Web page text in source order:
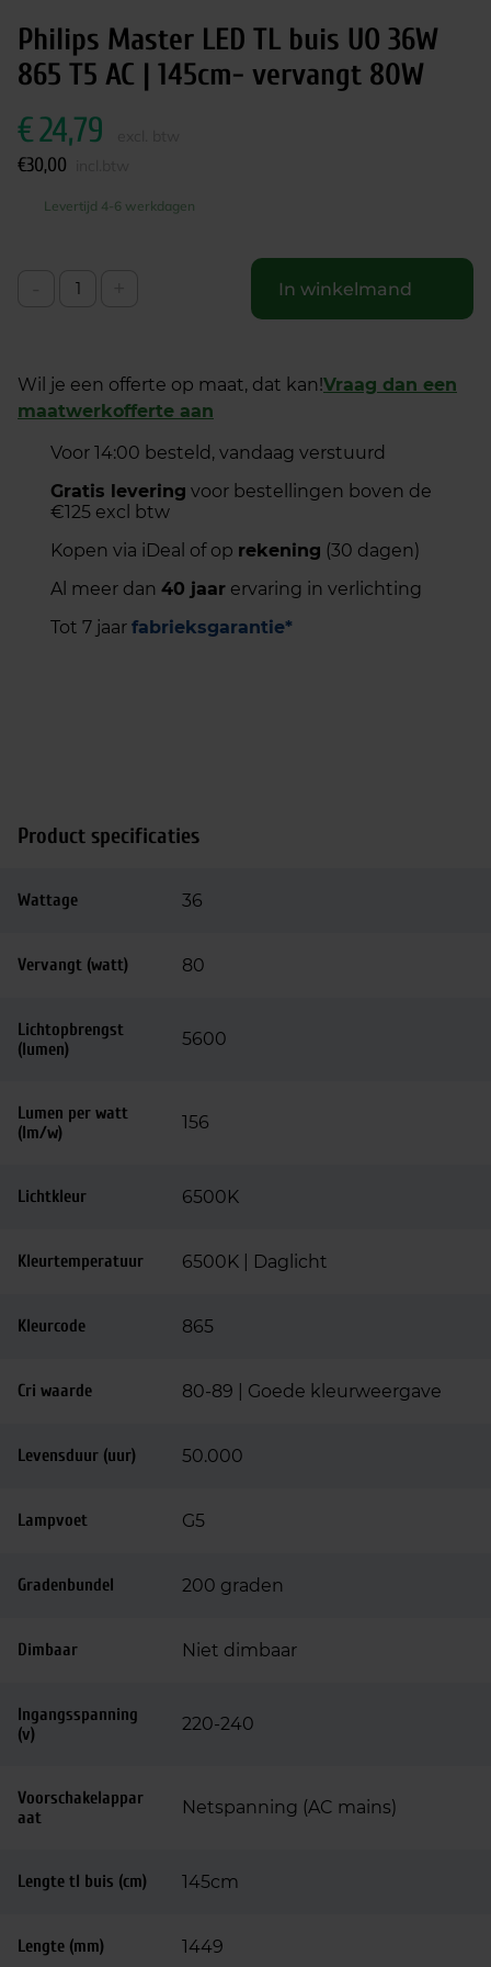
Philips Master LED TL buis UO 36W
865 T5 AC | 145cm- vervangt 80W
€24,79
€30,00
Levertijd 4-6 werkdagen
In winkelmand
Wil je een offerte op maat, dat kan!Vraag dan een
maatwerkofferte aan
Voor 14:00 besteld, vandaag verstuurd
Gratis levering voor bestellingen boven de
€125 excl btw
Kopen via iDeal of op rekening (30 dagen)
Al meer dan 40 jaar ervaring in verlichting
Tot 7 jaar fabrieksgarantie*
Product specificaties
Wattage 36
Vervangt (watt) 80
Lichtopbrengst
(lumen)
5600
Lumen per watt
(lm/w)
156
Lichtkleur 6500K
Kleurtemperatuur 6500K | Daglicht
Kleurcode 865
Cri waarde 80-89 | Goede kleurweergave
Levensduur (uur) 50.000
Lampvoet G5
Gradenbundel 200 graden
Dimbaar Niet dimbaar
Ingangsspanning
(v)
220-240
Voorschakelappar
aat
Netspanning (AC mains)
Lengte tl buis (cm) 145cm
Lengte (mm) 1449